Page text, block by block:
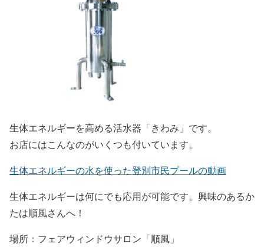
生体エネルギーを高める活水器「きわみ」です。
お店にはこんなのがいくつも付いています。
生体エネルギーの水を使った登別市民プールの動画
生体エネルギーは何にでも応用が可能です。興味のあるか
たは順風さんへ！
場所：フェアウィンドウサロン「順風」